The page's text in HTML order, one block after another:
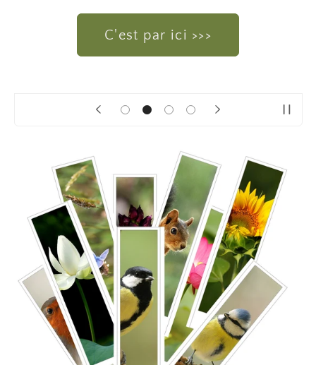
C'est par ici >>>